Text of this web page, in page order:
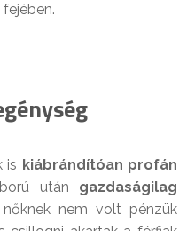
is kiábrándítóan profán
után gazdaságilag
nem volt pénzük